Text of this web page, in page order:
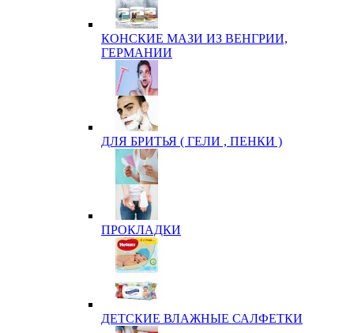
КОНСКИЕ МАЗИ ИЗ ВЕНГРИИ,
ГЕРМАНИИ
ДЛЯ БРИТЬЯ ( ГЕЛИ , ПЕНКИ )
ПРОКЛАДКИ
ДЕТСКИЕ ВЛАЖНЫЕ САЛФЕТКИ